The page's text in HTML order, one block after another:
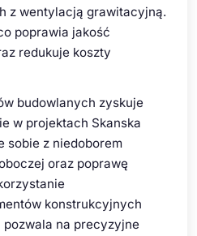
z wentylacją grawitacyjną.
poprawia jakość
redukuje koszty
budowlanych zyskuje
w projektach Skanska
sobie z niedoborem
oraz poprawę
konstrukcyjnych
na precyzyjne